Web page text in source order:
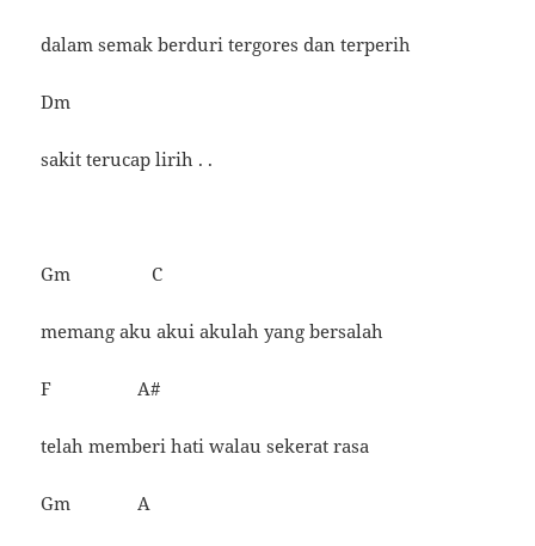
dalam semak berduri tergores dan terperih
Dm
sakit terucap lirih . .
Gm C
memang aku akui akulah yang bersalah
F A#
telah memberi hati walau sekerat rasa
Gm A